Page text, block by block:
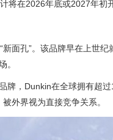
将在2026年底或2027年初
新面孔”。该品牌早在上世
。
牌，Dunkin在全球拥有超
外界视为直接竞争关系。